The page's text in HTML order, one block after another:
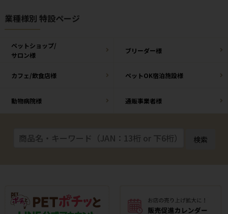
業種様別 特設ページ
ペットショップ/
サロン様
ブリーダー様
カフェ/飲食店様 ペットOK宿泊施設様
動物病院様 通販事業者様
検索